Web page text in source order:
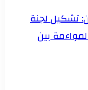
تشكيل لجنة
بين